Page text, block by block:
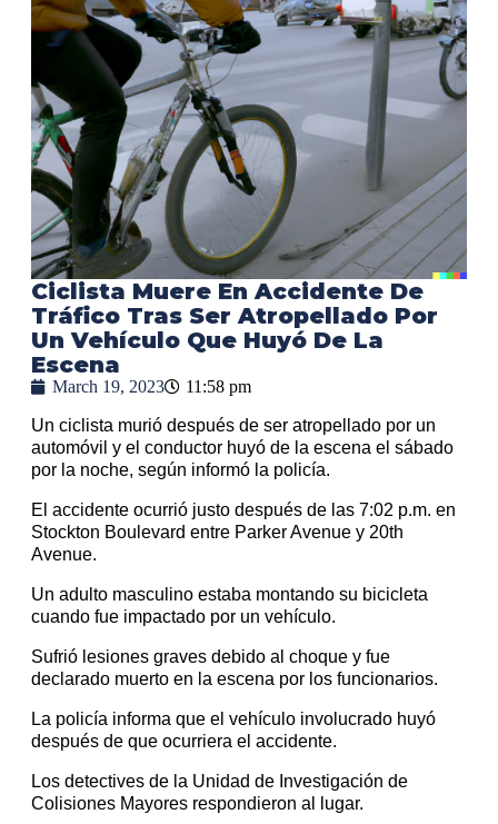
Ciclista Muere En Accidente De
Tráfico Tras Ser Atropellado Por
Un Vehículo Que Huyó De La
Escena
March 19, 2023 11:58 pm
Un ciclista murió después de ser atropellado por un
automóvil y el conductor huyó de la escena el sábado
por la noche, según informó la policía.
El accidente ocurrió justo después de las 7:02 p.m. en
Stockton Boulevard entre Parker Avenue y 20th
Avenue.
Un adulto masculino estaba montando su bicicleta
cuando fue impactado por un vehículo.
Sufrió lesiones graves debido al choque y fue
declarado muerto en la escena por los funcionarios.
La policía informa que el vehículo involucrado huyó
después de que ocurriera el accidente.
Los detectives de la Unidad de Investigación de
Colisiones Mayores respondieron al lugar.